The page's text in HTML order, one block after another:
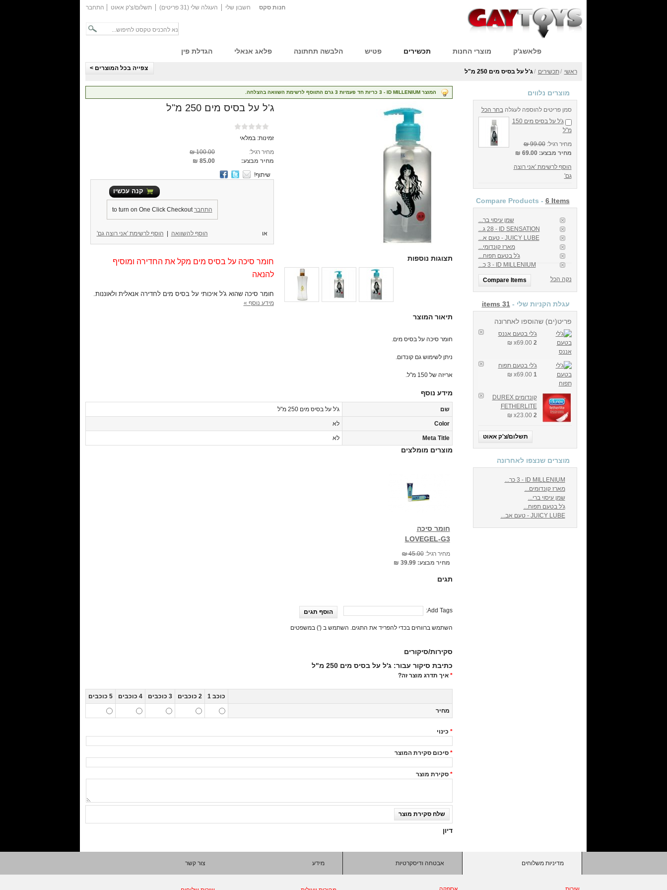
חשבון שלי העגלה שלי (31 פריטים) תשלום/צ'ק אאוט התחבר חנות סקס
פלאשג'ק מוצרי החנות תכשירים פטיש הלבשה תחתונה פלאג אנאלי הגדלת פין
ראשי /תכשירים /ג'ל על בסיס מים 250 מ"ל צפייה בכל המוצרים >
מוצרים נלווים
סמן פריטים להוספה לעגלהבחר הכל
ג'ל על בסיס מים 150
מ"ל
מחיר רגיל: 99.00 ₪
מחיר מבצע: 69.00 ₪
הוסף לרשימת 'אני רוצה
גם'
Compare Products - 6 Items
שמן עיסוי בר...
ID SENSATION - ‏28 ג...
JUICY LUBE - טעם א...
מארז קונדומי...
ג'ל בטעם תפוח...
ID MILLENIUM -‏ 3 כ...
Compare Items נקה הכל
עגלת הקניות שלי -31 items
פריט(ים) שהוספו לאחרונה
ג'לי בטעם אננס
2
x
69.00 ₪
ג'לי בטעם תפוח
1
x
69.00 ₪
קונדומים DUREX
FETHERLITE
2
x
23.00 ₪
תשלום/צ'ק אאוט
מוצרים שנצפו לאחרונה
ID MILLENIUM -‏ 3 כר...
מארז קונדומים...
שמן עיסוי ברי...
ג'ל בטעם תפוח...
JUICY LUBE - טעם אב...
המוצר ID MILLENIUM -‏ 3 כריות חד פעמיות 3 גרם התווסף לרשימת השוואה בהצלחה.
תצוגות נוספות
ג'ל על בסיס מים 250 מ"ל
זמינות:במלאי
מחיר רגיל:
100.00 ₪
מחיר מבצע:
85.00 ₪
שיתוף!
קנה עכשיו
התחברto turn on One Click Checkout
או הוסף לרשימת 'אני רוצה גם' הוסף להשוואה
חומר סיכה על בסיס מים מקל את החדירה ומוסיף
להנאה
חומר סיכה שהוא ג'ל איכותי על בסיס מים לחדירה אנאלית ולאוננות.
מידע נוסף »
תיאור המוצר
חומר סיכה על בסיס מים.
ניתן לשימוש גם קונדום.
אריזה של 150 מ"ל.
מידע נוסף
שם ג'ל על בסיס מים 250 מ"ל
Color לא
Meta Title לא
מוצרים מומלצים
חומר סיכה
LOVEGEL-G3
מחיר רגיל: 45.00 ₪
מחיר מבצע: 39.99 ₪
תגים
Add Tags: הוסף תגים
השתמש ברווחים בכדי להפריד את התגים. השתמש ב (') במשפטים
סקירות/סיקורים
כתיבת סיקור עבור: ג'ל על בסיס מים 250 מ"ל
איך תדרג מוצר זה? *
כוכב 1 2 כוכבים 3 כוכבים 4 כוכבים 5 כוכבים
מחיר
כינוי *
סיכום סקירת המוצר *
סקירת מוצר *
שלח סקירת מוצר
דיון
מדיניות משלוחים אבטחה ודיסקרטיות מידע צור קשר